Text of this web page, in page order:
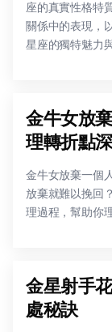
座的真實性格特
關係中的表現，
星座的獨特魅力
金牛女放
理轉折點
金牛女放棄一個
放棄就難以挽回
理過程，幫助你
金星射手
處秘訣